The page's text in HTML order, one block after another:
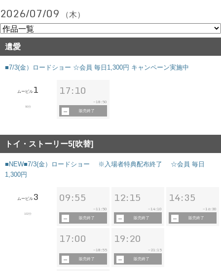
2026/07/09 （木）
遺愛
■7/3(金）ロードショー ☆会員 毎日1,300円 キャンペーン実施中
ムービル 1
90分
17:10
~ 18:50
販売終了
トイ・ストーリー5[吹替]
■NEW■7/3(金）ロードショー ※入場者特典配布終了 ☆会員 毎日
1,300円
ムービル 3
102分
09:55
~11:50
販売終了
12:15
~14:10
販売終了
14:35
~16:30
販売終了
17:00
~18:55
販売終了
19:20
~ 21:15
販売終了